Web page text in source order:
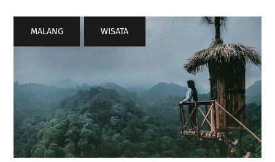
MALANG , WISATA